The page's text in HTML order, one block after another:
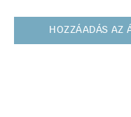
HOZZÁADÁS AZ